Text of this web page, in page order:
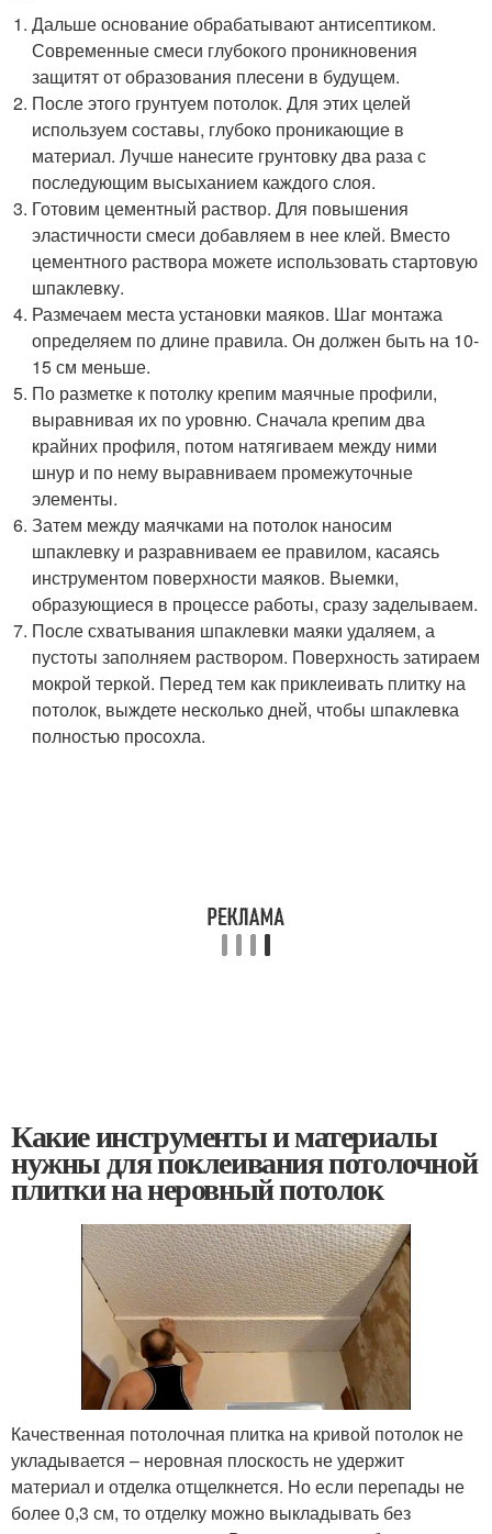
Дальше основание обрабатывают антисептиком.
Современные смеси глубокого проникновения
защитят от образования плесени в будущем.
После этого грунтуем потолок. Для этих целей
используем составы, глубоко проникающие в
материал. Лучше нанесите грунтовку два раза с
последующим высыханием каждого слоя.
Готовим цементный раствор. Для повышения
эластичности смеси добавляем в нее клей. Вместо
цементного раствора можете использовать стартовую
шпаклевку.
Размечаем места установки маяков. Шаг монтажа
определяем по длине правила. Он должен быть на 10-
15 см меньше.
По разметке к потолку крепим маячные профили,
выравнивая их по уровню. Сначала крепим два
крайних профиля, потом натягиваем между ними
шнур и по нему выравниваем промежуточные
элементы.
Затем между маячками на потолок наносим
шпаклевку и разравниваем ее правилом, касаясь
инструментом поверхности маяков. Выемки,
образующиеся в процессе работы, сразу заделываем.
После схватывания шпаклевки маяки удаляем, а
пустоты заполняем раствором. Поверхность затираем
мокрой теркой. Перед тем как приклеивать плитку на
потолок, выждете несколько дней, чтобы шпаклевка
полностью просохла.
Какие инструменты и материалы
нужны для поклеивания потолочной
плитки на неровный потолок
Качественная потолочная плитка на кривой потолок не
укладывается – неровная плоскость не удержит
материал и отделка отщелкнется. Но если перепады не
более 0,3 см, то отделку можно выкладывать без